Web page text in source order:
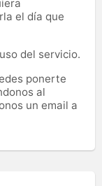
el día que
del servicio.
ponerte
al
un email a